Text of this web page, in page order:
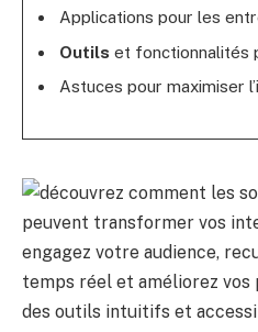
Applications pour les
Outils et fonctionnalités
Astuces pour maximiser